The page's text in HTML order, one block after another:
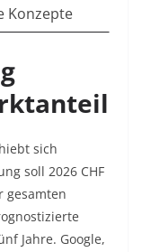
Konzepte
sich
soll 2026 CHF
gesamten
Jahre. Google,